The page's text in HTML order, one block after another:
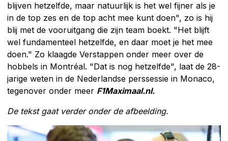
blijven hetzelfde, maar natuurlijk is het wel fijner als je
in de top zes en de top acht mee kunt doen", zo is hij
blij met de vooruitgang die zijn team boekt. "Het blijft
wel fundamenteel hetzelfde, en daar moet je het mee
doen." Zo klaagde Verstappen onder meer over de
hobbels in Montréal. "Dat is nog hetzelfde", laat de 28-
jarige weten in de Nederlandse perssessie in Monaco,
tegenover onder meer F1Maximaal.nl.
De tekst gaat verder onder de afbeelding.